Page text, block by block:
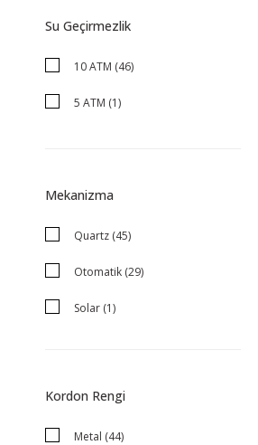
Çelik / Hasır (1)
Su Geçirmezlik
10 ATM (46)
5 ATM (1)
Mekanizma
Quartz (45)
Otomatik (29)
Solar (1)
Kordon Rengi
Metal (44)